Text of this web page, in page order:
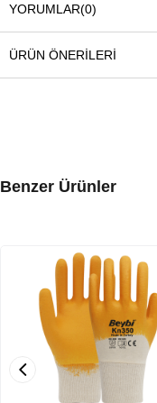
YORUMLAR(0)
ÜRÜN ÖNERILERI
Benzer Ürünler